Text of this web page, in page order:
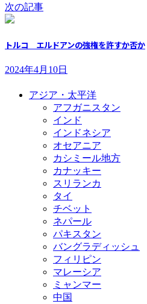
次の記事
トルコ エルドアンの強権を許すか否か
2024年4月10日
アジア・太平洋
アフガニスタン
インド
インドネシア
オセアニア
カシミール地方
カナッキー
スリランカ
タイ
チベット
ネパール
パキスタン
バングラディッシュ
フィリピン
マレーシア
ミャンマー
中国